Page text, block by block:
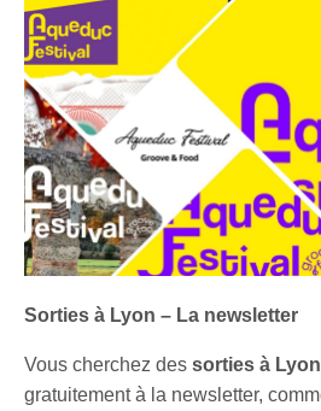
Sorties à Lyon – La newsletter
Vous cherchez dessorties à Lyon
gratuitement à la newsletter,